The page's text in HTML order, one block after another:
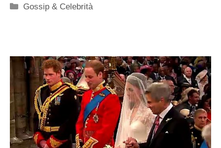
Categorie
Gossip & Celebrità